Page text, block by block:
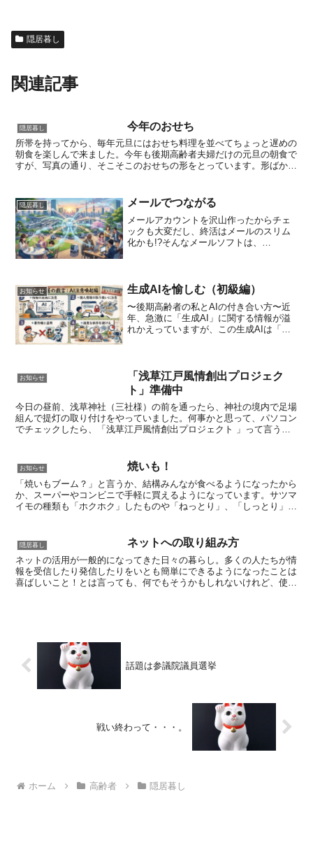
隠居暮し
関連記事
隠居暮し 今年のおせち
所帯を持ってから、毎年元旦にはおせち料理を並べてちょっと遅めの
朝食を楽しんで来ました。今年も後期高齢者夫婦だけの元旦の朝食で
すが、写真の通り、そこそこのおせちの形をとっています。形ばかり
隠居暮し メールでつながる
メールアカウントを沢山作ったからチェ
ックも大変だし、終活はメールのスリム
化かも!?そんなメールソフトは、
ミニさん」のお世...
お知らせ 生成AIを愉しむ（初級編）
〜後期高齢者の私とAIの付き合い方〜近
年、急激に「生成AI」に関する情報が溢
れかえっていますが、この生成AIは「誰
とも私のような後...
お知らせ
「浅草江戸風情創出プロジェク
ト」準備中
今日の昼前、浅草神社（三社様）の前を通ったら、神社の境内で足場
組んで提灯の取り付けをやっていました。何事かと思って、パソコン
でチェックしたら、「浅草江戸風情創出プロジェクト 」って言うの
お知らせ 焼いも！
「焼いもブーム？」と言うか、結構みんなが食べるようになったから
か、スーパーやコンビニで手軽に買えるようになっています。サツマ
イモの種類も「ホクホク」したものや「ねっとり」、「しっとり」な
隠居暮し ネットへの取り組み方
ネットの活用が一般的になってきた日々の暮らし。多くの人たちが情
報を受信したり発信したりをいとも簡単にできるようになったことは
喜ばしいこと！とは言っても、何でもそうかもしれないけれど、使い
話題は参議院議員選挙
戦い終わって・・・。
ホーム 高齢者 隠居暮し